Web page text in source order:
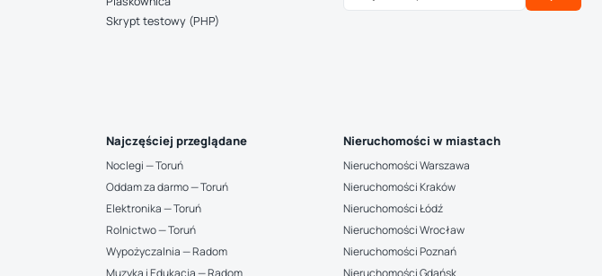
Skrypt testowy (PHP)
Najczęściej przeglądane
Noclegi — Toruń
Oddam za darmo — Toruń
Elektronika — Toruń
Rolnictwo — Toruń
Wypożyczalnia — Radom
Muzyka i Edukacja — Radom
Nieruchomości w miastach
Nieruchomości Warszawa
Nieruchomości Kraków
Nieruchomości Łódź
Nieruchomości Wrocław
Nieruchomości Poznań
Nieruchomości Gdańsk